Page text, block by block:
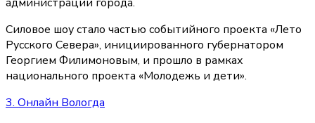
Силовое шоу стало частью событийного проекта «Лето
Русского Севера», инициированного губернатором
Георгием Филимоновым, и прошло в рамках
национального проекта «Молодежь и дети».
3. Онлайн Вологда